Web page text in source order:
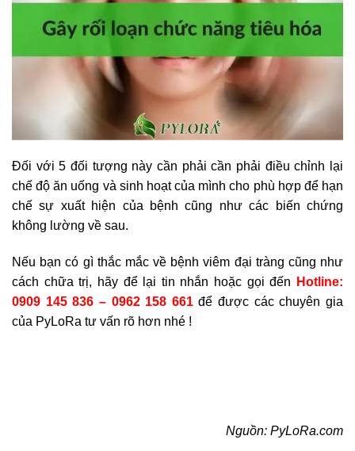
Đối với 5 đối tượng này cần phải cần phải điều chỉnh lại
chế độ ăn uống và sinh hoạt của mình cho phù hợp để hạn
chế sự xuất hiện của bệnh cũng như các biến chứng
không lường về sau.
Nếu bạn có gì thắc mắc về bệnh viêm đại tràng cũng như
cách chữa trị, hãy để lại tin nhắn hoặc gọi đến
Hotline:
0909 145 836 – 0962 158 661để được các chuyên gia
của PyLoRa tư vấn rõ hơn nhé !
Nguồn: PyLoRa.com